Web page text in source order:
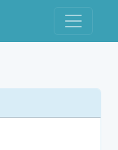
Toggle